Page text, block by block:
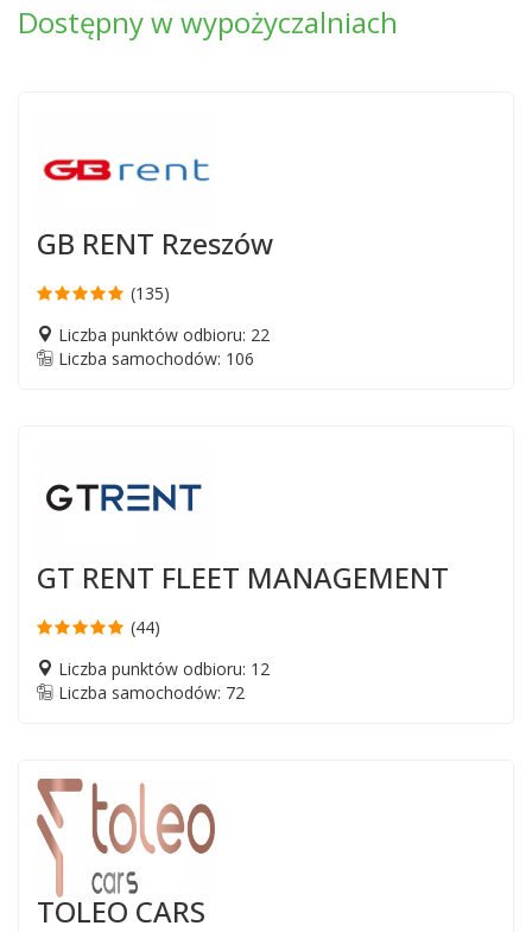
Dostępny w wypożyczalniach
GB RENT Rzeszów
(135)
Liczba punktów odbioru: 22
Liczba samochodów: 106
GT RENT FLEET MANAGEMENT
(44)
Liczba punktów odbioru: 12
Liczba samochodów: 72
TOLEO CARS